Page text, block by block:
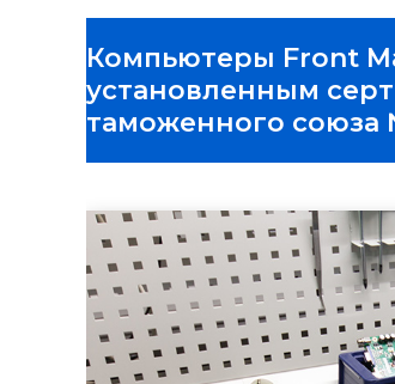
Компьютеры Front
установленным
таможенного союза